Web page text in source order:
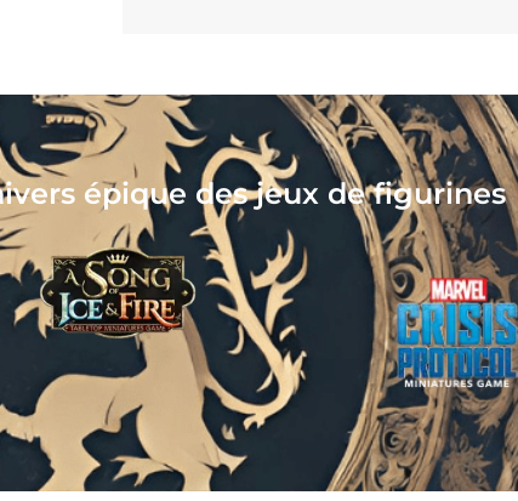
Collectionnez, assemblez,
votre nouveau hobby vous